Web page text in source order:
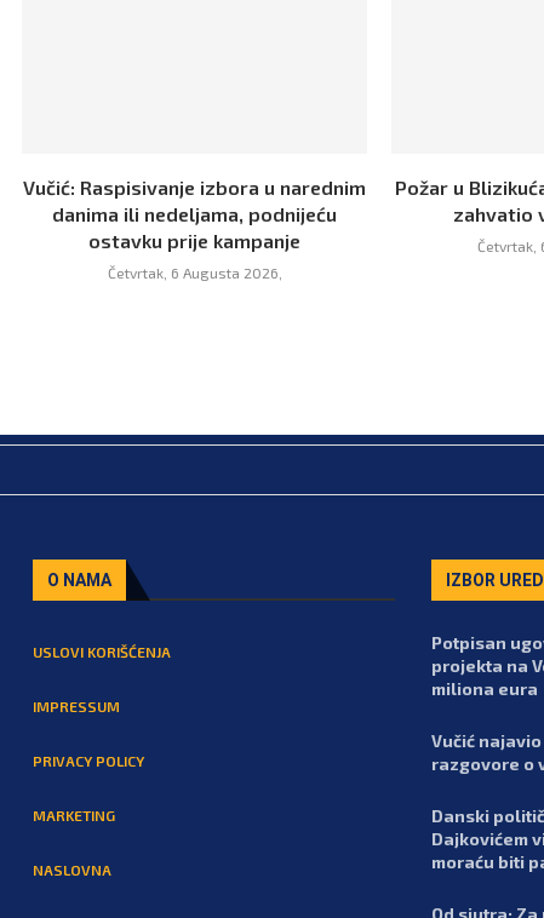
Vučić: Raspisivanje izbora u narednim
danima ili nedeljama, podnijeću
ostavku prije kampanje
Četvrtak, 6 Augusta 2026,
Požar u
zahvatio
Četvrtak,
O NAMA
USLOVI KORIŠĆENJA
IMPRESSUM
PRIVACY POLICY
MARKETING
NASLOVNA
IZBOR
Potpisan
projekta na
miliona eura
Vučić
razgovore o
Danski
Dajkovićem
moraću biti
Od sjutra: